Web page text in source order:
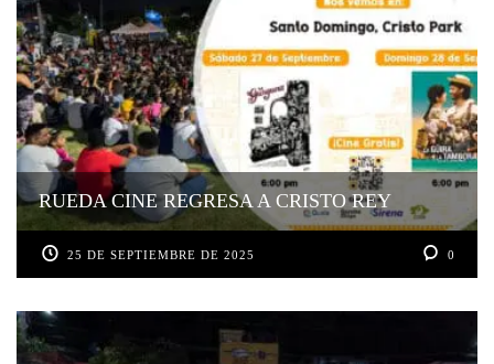
RUEDA CINE REGRESA A CRISTO REY
25 DE SEPTIEMBRE DE 2025 0